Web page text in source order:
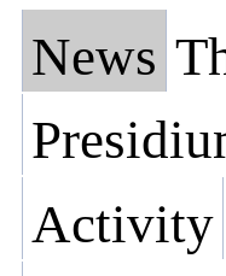
News
Activity